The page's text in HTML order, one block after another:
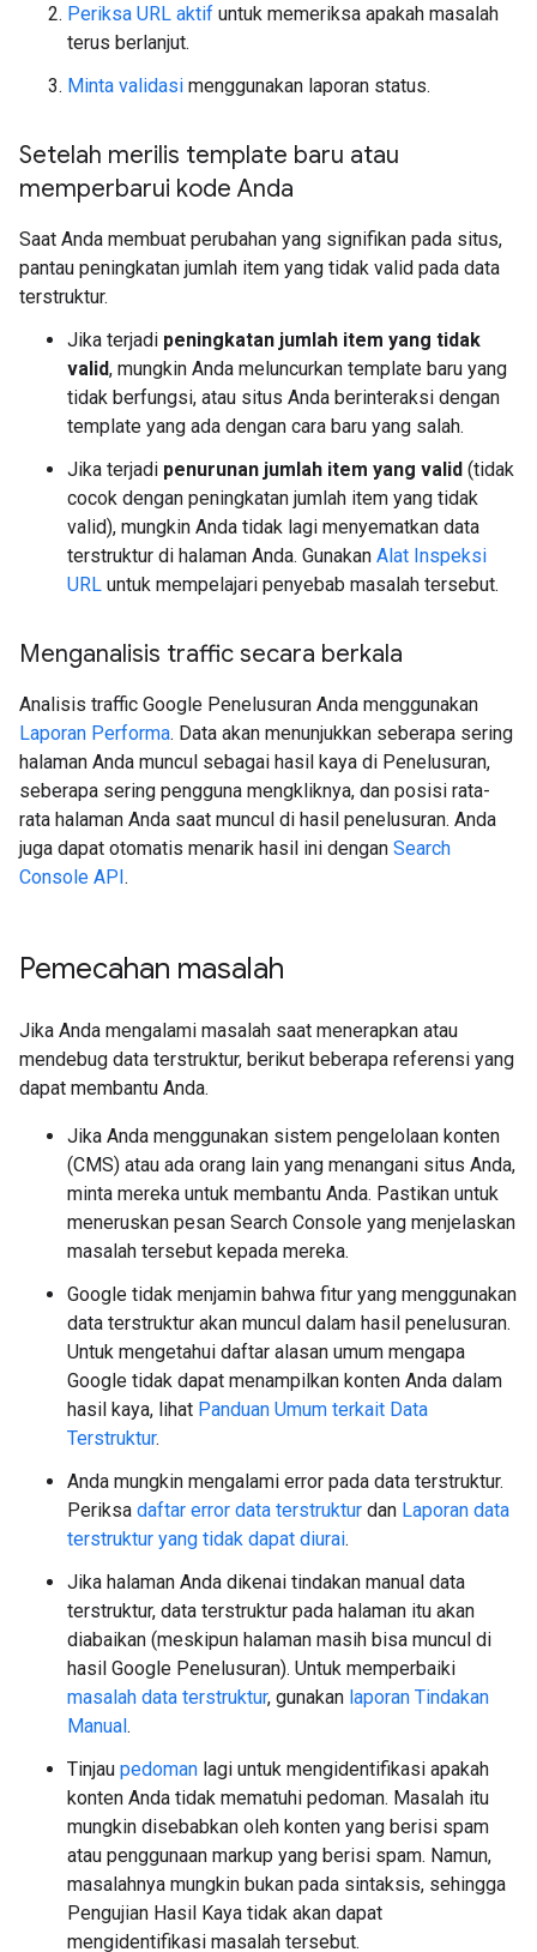
Periksa URL aktif untuk memeriksa apakah masalah
terus berlanjut.
Minta validasi menggunakan laporan status.
Setelah merilis template baru atau
memperbarui kode Anda
Saat Anda membuat perubahan yang signifikan pada situs,
pantau peningkatan jumlah item yang tidak valid pada data
terstruktur.
Jika terjadi peningkatan jumlah item yang tidak
valid, mungkin Anda meluncurkan template baru yang
tidak berfungsi, atau situs Anda berinteraksi dengan
template yang ada dengan cara baru yang salah.
Jika terjadi penurunan jumlah item yang valid (tidak
cocok dengan peningkatan jumlah item yang tidak
valid), mungkin Anda tidak lagi menyematkan data
terstruktur di halaman Anda. Gunakan Alat Inspeksi
URL untuk mempelajari penyebab masalah tersebut.
Menganalisis traffic secara berkala
Analisis traffic Google Penelusuran Anda menggunakan
Laporan Performa. Data akan menunjukkan seberapa sering
halaman Anda muncul sebagai hasil kaya di Penelusuran,
seberapa sering pengguna mengkliknya, dan posisi rata-
rata halaman Anda saat muncul di hasil penelusuran. Anda
juga dapat otomatis menarik hasil ini dengan Search
Console API.
Pemecahan masalah
Jika Anda mengalami masalah saat menerapkan atau
mendebug data terstruktur, berikut beberapa referensi yang
dapat membantu Anda.
Jika Anda menggunakan sistem pengelolaan konten
(CMS) atau ada orang lain yang menangani situs Anda,
minta mereka untuk membantu Anda. Pastikan untuk
meneruskan pesan Search Console yang menjelaskan
masalah tersebut kepada mereka.
Google tidak menjamin bahwa fitur yang menggunakan
data terstruktur akan muncul dalam hasil penelusuran.
Untuk mengetahui daftar alasan umum mengapa
Google tidak dapat menampilkan konten Anda dalam
hasil kaya, lihat Panduan Umum terkait Data
Terstruktur.
Anda mungkin mengalami error pada data terstruktur.
Periksa daftar error data terstruktur dan Laporan data
terstruktur yang tidak dapat diurai.
Jika halaman Anda dikenai tindakan manual data
terstruktur, data terstruktur pada halaman itu akan
diabaikan (meskipun halaman masih bisa muncul di
hasil Google Penelusuran). Untuk memperbaiki
masalah data terstruktur, gunakan laporan Tindakan
Manual.
Tinjau pedoman lagi untuk mengidentifikasi apakah
konten Anda tidak mematuhi pedoman. Masalah itu
mungkin disebabkan oleh konten yang berisi spam
atau penggunaan markup yang berisi spam. Namun,
masalahnya mungkin bukan pada sintaksis, sehingga
Pengujian Hasil Kaya tidak akan dapat
mengidentifikasi masalah tersebut.